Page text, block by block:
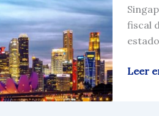
fiscal
Guía
De
Leer